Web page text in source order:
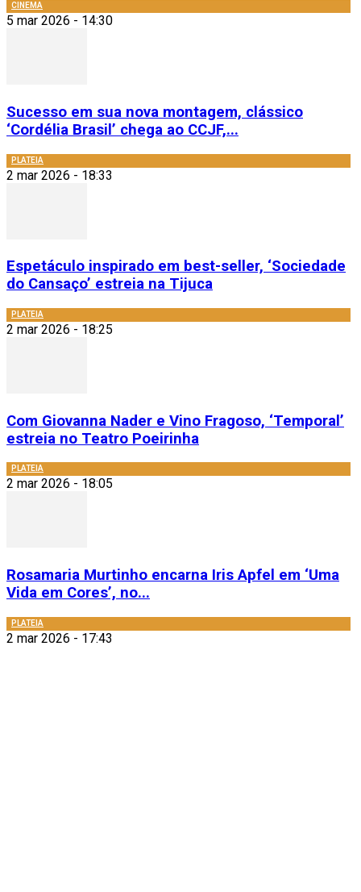
CINEMA
5 mar 2026 - 14:30
Sucesso em sua nova montagem, clássico
‘Cordélia Brasil’ chega ao CCJF,...
PLATEIA
2 mar 2026 - 18:33
Espetáculo inspirado em best-seller, ‘Sociedade
do Cansaço’ estreia na Tijuca
PLATEIA
2 mar 2026 - 18:25
Com Giovanna Nader e Vino Fragoso, ‘Temporal’
estreia no Teatro Poeirinha
PLATEIA
2 mar 2026 - 18:05
Rosamaria Murtinho encarna Iris Apfel em ‘Uma
Vida em Cores’, no...
PLATEIA
2 mar 2026 - 17:43